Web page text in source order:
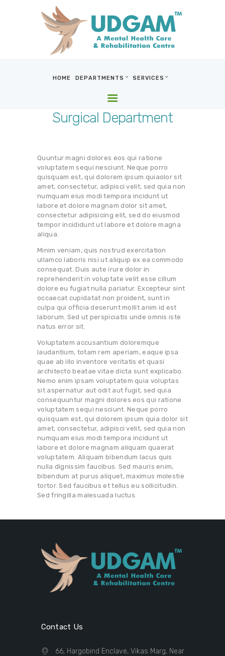
HOME DEPARTMENTS SERVICES
Surgical Department
HOME
DEPARTMENTS
SERVICES
LOCATIONS
CONTACT US
Quuntur magni dolores eos qui ratione
voluptatem sequi nesciunt. Neque porro
quisquam est, qui dolorem ipsum quiaolor sit
amet, consectetur, adipisci velit, sed quia non
numquam eius modi tempora incidunt ut
labore et dolore magnam dolor sit amet,
consectetur adipisicing elit, sed do eiusmod
tempor incididunt ut labore et dolore magna
aliqua.
Minim veniam, quis nostrud exercitation
ullamco laboris nisi ut aliquip ex ea commodo
consequat. Duis aute irure dolor in
reprehenderit in voluptate velit esse cillum
dolore eu fugiat nulla pariatur. Excepteur sint
occaecat cupidatat non proident, sunt in
culpa qui officia deserunt mollit anim id est
laborum. Sed ut perspiciatis unde omnis iste
natus error sit.
Voluptatem accusantium doloremque
laudantium, totam rem aperiam, eaque ipsa
quae ab illo inventore veritatis et quasi
architecto beatae vitae dicta sunt explicabo.
Nemo enim ipsam voluptatem quia voluptas
sit aspernatur aut odit aut fugit, sed quia
consequuntur magni dolores eos qui ratione
voluptatem sequi nesciunt. Neque porro
quisquam est, qui dolorem ipsum quia dolor sit
amet, consectetur, adipisci velit, sed quia non
numquam eius modi tempora incidunt ut
labore et dolore magnam aliquam quaerat
voluptatem. Aliquam bibendum lacus quis
nulla dignissim faucibus. Sed mauris enim,
bibendum at purus aliquet, maximus molestie
tortor. Sed faucibus et tellus eu sollicitudin.
Sed fringilla malesuada luctus.
Contact Us
66, Hargobind Enclave, Vikas Marg, Near